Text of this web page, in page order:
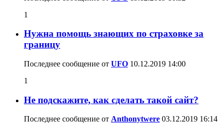
1
Нужна помощь знающих по страховке за
границу
Последнее сообщение от UFO 10.12.2019 14:00
1
Не подскажите, как сделать такой сайт?
Последнее сообщение от Anthonytwere 03.12.2019 16:14